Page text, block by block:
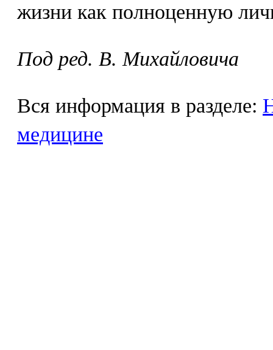
жизни как полноценную
Под ред. В. Михайловича
Вся информация в разделе:
медицине